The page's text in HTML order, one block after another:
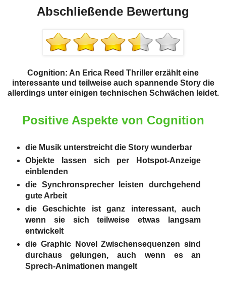
Abschließende Bewertung
Cognition: An Erica Reed Thriller erzählt eine
interessante und teilweise auch spannende Story die
allerdings unter einigen technischen Schwächen leidet.
Positive Aspekte von Cognition
die Musik unterstreicht die Story wunderbar
Objekte lassen sich per Hotspot-Anzeige
einblenden
die Synchronsprecher leisten durchgehend
gute Arbeit
die Geschichte ist ganz interessant, auch
wenn sie sich teilweise etwas langsam
entwickelt
die Graphic Novel Zwischensequenzen sind
durchaus gelungen, auch wenn es an
Sprech-Animationen mangelt